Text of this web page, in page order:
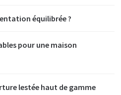
équilibrée ?
pour une maison
lestée haut de gamme